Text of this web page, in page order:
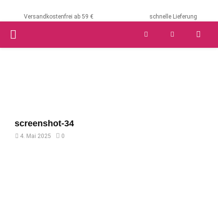
Versandkostenfrei ab 59 € schnelle Lieferung
PRIMARY
screenshot-34
4. Mai 2025 0